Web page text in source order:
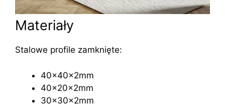
Materiały
Stalowe profile zamknięte:
40x40x2mm
40x20x2mm
30x30x2mm